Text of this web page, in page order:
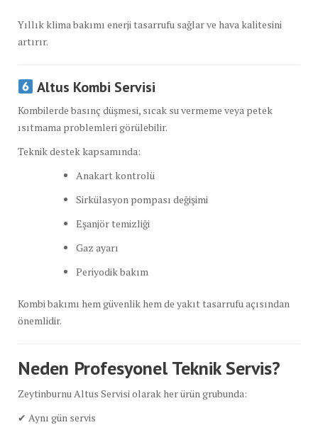
Yıllık klima bakımı enerji tasarrufu sağlar ve hava kalitesini
artırır.
Altus Kombi Servisi
Kombilerde basınç düşmesi, sıcak su vermeme veya petek
ısıtmama problemleri görülebilir.
Teknik destek kapsamında:
Anakart kontrolü
Sirkülasyon pompası değişimi
Eşanjör temizliği
Gaz ayarı
Periyodik bakım
Kombi bakımı hem güvenlik hem de yakıt tasarrufu açısından
önemlidir.
Neden Profesyonel Teknik Servis?
Zeytinburnu Altus Servisi olarak her ürün grubunda:
✔ Aynı gün servis